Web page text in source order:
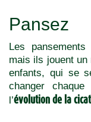
Pansez
Les
mais ils jouent un
enfants, qui se
changer
l’évolution de la